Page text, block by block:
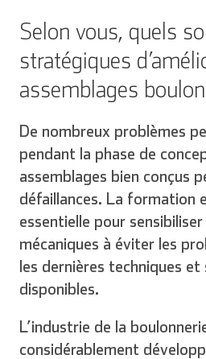
Selon vous, quels
stratégiques
assemblages
De nombreux problèmes
pendant la phase de
assemblages bien conçus
défaillances. La formation
essentielle pour
mécaniques à éviter les
les dernières techniques
disponibles.
L’industrie de la
considérablement